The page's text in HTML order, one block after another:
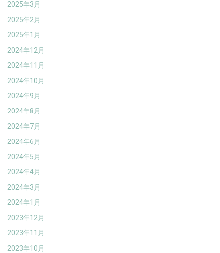
2025年3月
2025年2月
2025年1月
2024年12月
2024年11月
2024年10月
2024年9月
2024年8月
2024年7月
2024年6月
2024年5月
2024年4月
2024年3月
2024年1月
2023年12月
2023年11月
2023年10月